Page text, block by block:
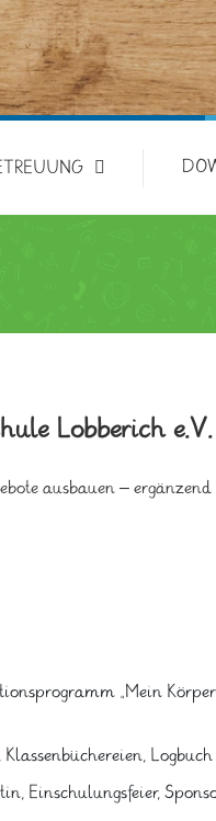
Lobberich e.V.
ausbauen –
„Mein
Einschulungsfeier,